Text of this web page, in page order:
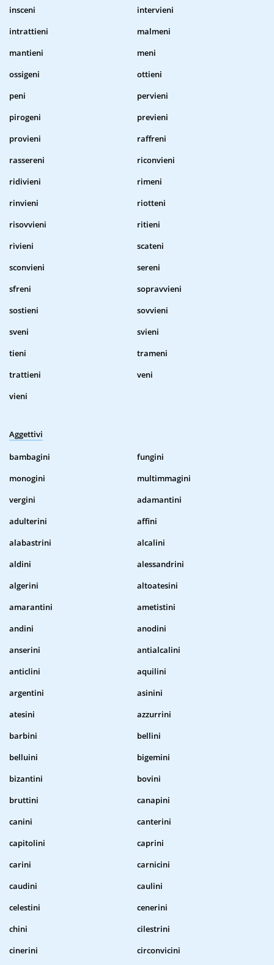
insceni
intervieni
intrattieni
malmeni
mantieni
meni
ossigeni
ottieni
peni
pervieni
pirogeni
previeni
provieni
raffreni
rassereni
riconvieni
ridivieni
rimeni
rinvieni
riotteni
risovvieni
ritieni
rivieni
scateni
sconvieni
sereni
sfreni
sopravvieni
sostieni
sovvieni
sveni
svieni
tieni
trameni
trattieni
veni
vieni
Aggettivi
bambagini
fungini
monogini
multimmagini
vergini
adamantini
adulterini
affini
alabastrini
alcalini
aldini
alessandrini
algerini
altoatesini
amarantini
ametistini
andini
anodini
anserini
antialcalini
anticlini
aquilini
argentini
asinini
atesini
azzurrini
barbini
bellini
belluini
bigemini
bizantini
bovini
bruttini
canapini
canini
canterini
capitolini
caprini
carini
carnicini
caudini
caulini
celestini
cenerini
chini
cilestrini
cinerini
circonvicini